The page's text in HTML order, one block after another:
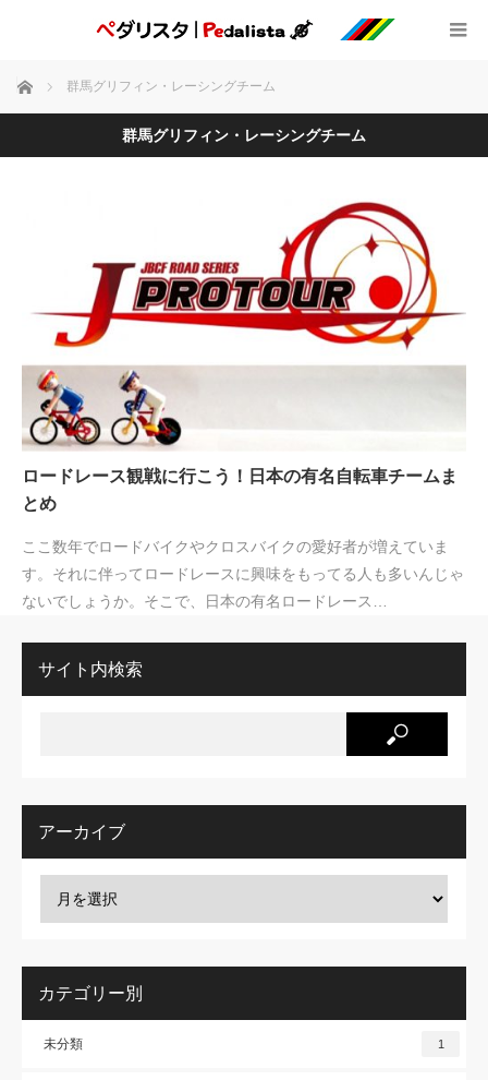
ホーム 群馬グリフィン・レーシングチーム
群馬グリフィン・レーシングチーム
ロードレース観戦に行こう！日本の有名自転車チームま
とめ
ここ数年でロードバイクやクロスバイクの愛好者が増えていま
す。それに伴ってロードレースに興味をもってる人も多いんじゃ
ないでしょうか。そこで、日本の有名ロードレース…
サイト内検索
アーカイブ
カテゴリー別
未分類 1